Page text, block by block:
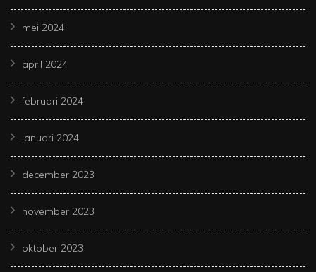
mei 2024
april 2024
februari 2024
januari 2024
december 2023
november 2023
oktober 2023